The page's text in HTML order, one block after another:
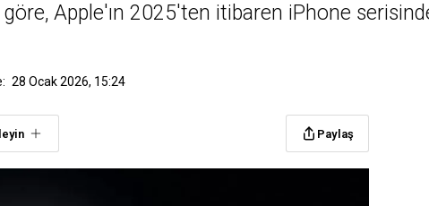
Apple'ın 2025'ten itibaren iPhone
28 Ocak 2026, 15:24
Paylaş